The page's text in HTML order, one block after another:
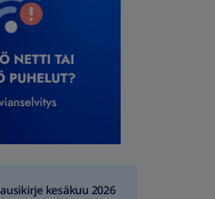
kesäkuu 2026